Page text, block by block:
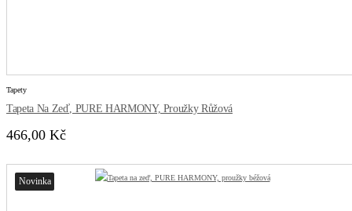
Tapety
Tapeta Na Zeď, PURE HARMONY, Proužky Růžová
466,00 Kč
Novinka